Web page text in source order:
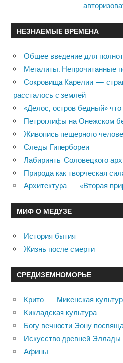
НЕЗНАЕМЫЕ ВРЕМЕНА
Общее введение для
Мегалиты: Непрочитанные
Сокровища Карелии —
рассталось с землей
«Делос, остров бедный» что
Петроглифы на Онежском
Живопись пещерного
Следы Гипербореи
Лабиринты Соловецкого
Природа как творческая
Архитектура — «Вторая
МИФ О МЕДУЗЕ
История бытия
Жизнь после смерти
СРЕДИЗЕМНОМОРЬЕ
Крито — Микенская
Кикладская культура
Богу вечности Эону
Искусство древней Эллады
Афины